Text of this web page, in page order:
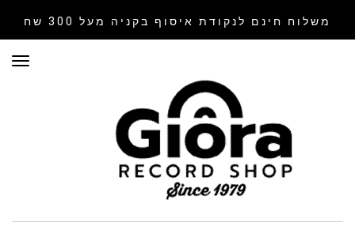
משלוח חינם לנקודת איסוף בקניה מעל 300 שח